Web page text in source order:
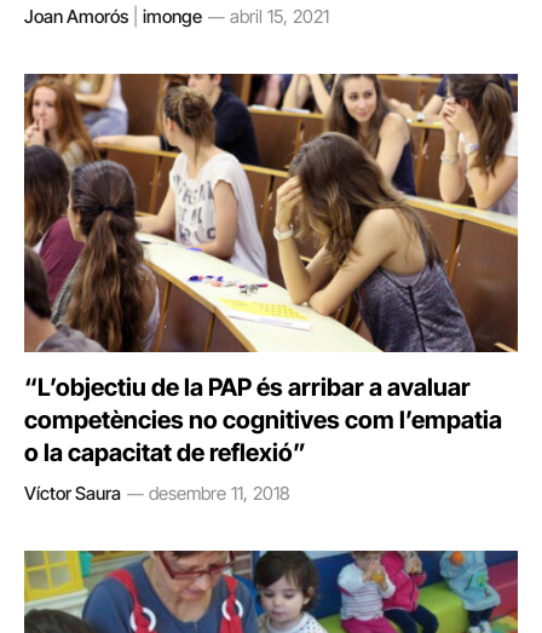
Joan Amorós imonge abril 15, 2021
“L’objectiu de la PAP és arribar a avaluar
competències no cognitives com l’empatia
o la capacitat de reflexió”
Víctor Saura desembre 11, 2018